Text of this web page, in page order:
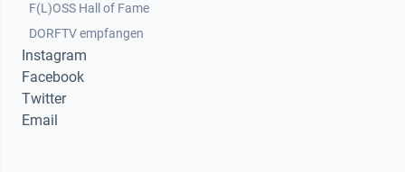
F(L)OSS Hall of Fame
Footer 4
DORFTV empfangen
Instagram
Facebook
Twitter
Email